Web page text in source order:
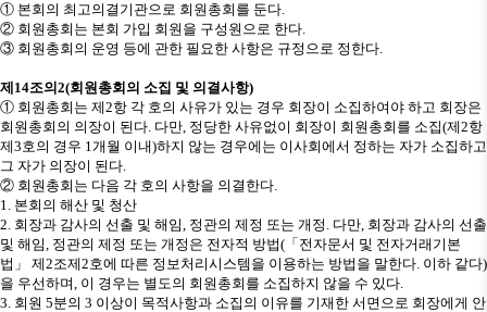
① 본회의 최고의결기관으로 회원총회를 둔다.
② 회원총회는 본회 가입 회원을 구성원으로 한다.
③ 회원총회의 운영 등에 관한 필요한 사항은 규정으로 정한다.
제 14조의 2(회원총회의 소집 및 의결사항)
① 회원총회는 제2항 각 호의 사유가 있는 경우 회장이 소집하여야 하고 회장은
회원총회의 의장이 된다. 다만, 정당한 사유없이 회장이 회원총회를 소집(제2항
제3호의 경우 1개월 이내)하지 않는 경우에는 이사회에서 정하는 자가 소집하고
그 자가 의장이 된다.
② 회원총회는 다음 각 호의 사항을 의결한다.
1. 본회의 해산 및 청산
2. 회장과 감사의 선출 및 해임, 정관의 제정 또는 개정 . 다만, 회장과 감사의 선출
및 해임, 정관의 제정 또는 개정은 전자적 방법( 「 전자문서 및 전자거래기본
법 」 제2조제2호에 따른 정보처리시스템을 이용하는 방법을 말한다. 이하 같다)
을 우선하며, 이 경우는 별도의 회원총회를 소집하지 않을 수 있다.
3. 회원 5분의 3 이상이 목적사항과 소집의 이유를 기재한 서면으로 회장에게 안